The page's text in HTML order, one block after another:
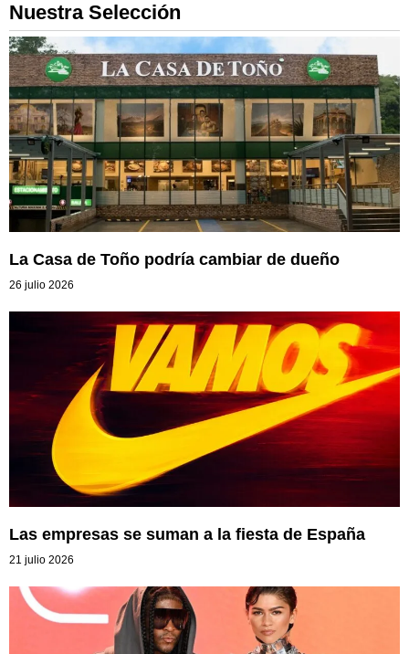
Nuestra Selección
La Casa de Toño podría cambiar de dueño
26 julio 2026
Las empresas se suman a la fiesta de España
21 julio 2026